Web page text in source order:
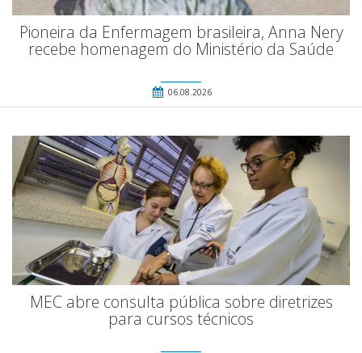
Pioneira da Enfermagem brasileira, Anna Nery
recebe homenagem do Ministério da Saúde
06.08.2026
MEC abre consulta pública sobre diretrizes
para cursos técnicos